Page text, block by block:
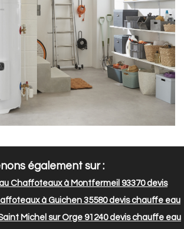
également sur :
Chaffoteaux à Montfermeil 93370devis
à Guichen 35580devis chauffe eau
Michel sur Orge 91240devis chauffe eau